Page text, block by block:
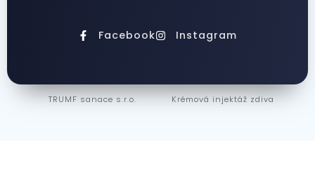
Facebook Instagram
TRUMF sanace s.r.o. Krémová injektáž zdiva